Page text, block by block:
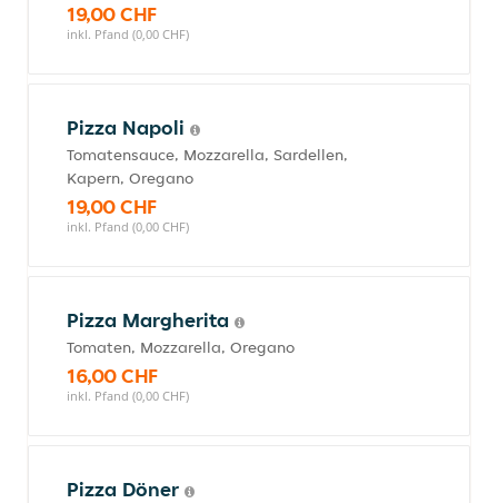
19,00 CHF
inkl. Pfand (0,00 CHF)
Pizza Napoli
Tomatensauce, Mozzarella, Sardellen,
Kapern, Oregano
19,00 CHF
inkl. Pfand (0,00 CHF)
Pizza Margherita
Tomaten, Mozzarella, Oregano
16,00 CHF
inkl. Pfand (0,00 CHF)
Pizza Döner